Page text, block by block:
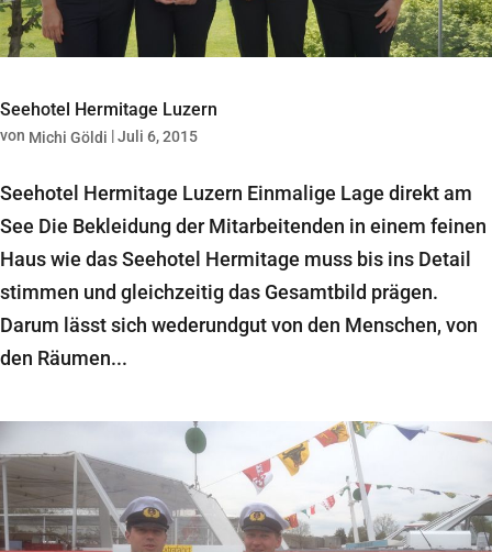
Seehotel Hermitage Luzern
von Michi Göldi |Juli 6, 2015
Seehotel Hermitage Luzern Einmalige Lage direkt am
See Die Bekleidung der Mitarbeitenden in einem feinen
Haus wie das Seehotel Hermitage muss bis ins Detail
stimmen und gleichzeitig das Gesamtbild prägen.
Darum lässt sich wederundgut von den Menschen, von
den Räumen...